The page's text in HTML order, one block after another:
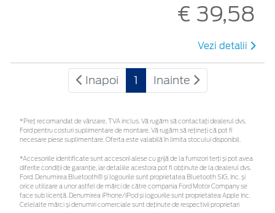
€ 39,58
Vezi detalii
Inapoi 1 Inainte
*Preţ recomandat de vânzare, TVA inclus. Vă rugăm să contactaţi dealerul dvs.
Ford pentru costuri suplimentare de montare. Vă rugăm să rețineți că pot fi
necesare piese suplimentare. Oferta este valabilă în limita stocului disponibil.
*Accesoriile identificate sunt accesorii alese cu grijă de la furnizori terți și pot avea
diferite condiții de garanție, iar detaliile acestora pot fi obținute de la dealerul dvs.
Ford. Denumirea Bluetooth® și logourile sunt proprietatea Bluetooth SIG, Inc. și
orice utilizare a unor astfel de mărci de către compania Ford Motor Company se
face sub licență. Denumirea iPhone/iPod și logourile sunt proprietatea Apple Inc.
Celelalte mărci și denumiri comerciale sunt deținute de respectivii proprietari